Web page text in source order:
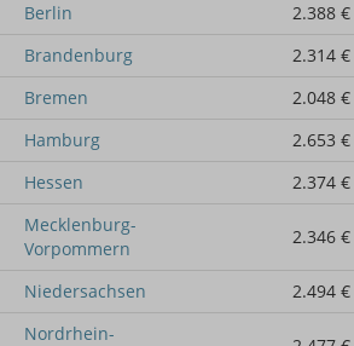
Berlin
2.388 €
Brandenburg
2.314 €
Bremen
2.048 €
Hamburg
2.653 €
Hessen
2.374 €
Mecklenburg-
Vorpommern
2.346 €
Niedersachsen 2.494 €
Nordrhein-